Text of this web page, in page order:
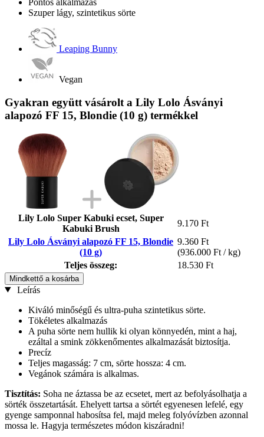
Pontos alkalmazás
Szuper lágy, szintetikus sörte
Leaping Bunny
Vegan
Gyakran együtt vásárolt a Lily Lolo Ásványi
alapozó FF 15, Blondie (10 g) termékkel
Lily Lolo Super Kabuki ecset, Super
Kabuki Brush
9.170 Ft
Lily Lolo Ásványi alapozó FF 15, Blondie
(10 g)
9.360 Ft
(936.000 Ft / kg)
Teljes összeg:
18.530 Ft
Mindkettő a kosárba
Leírás
Kiváló minőségű és ultra-puha szintetikus sörte.
Tökéletes alkalmazás
A puha sörte nem hullik ki olyan könnyedén, mint a haj,
ezáltal a smink zökkenőmentes alkalmazását biztosítja.
Precíz
Teljes magasság: 7 cm, sörte hossza: 4 cm.
Vegánok számára is alkalmas.
Tisztítás: Soha ne áztassa be az ecsetet, mert az befolyásolhatja a
sörték összetartását. Ehelyett tartsa a sörtét egyenesen lefelé, egy
gyenge samponnal habosítsa fel, majd meleg folyóvízben azonnal
mossa le. Hagyja természetes módon kiszáradni!